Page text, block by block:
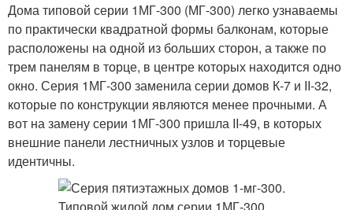
Дома типовой серии 1МГ-300 (МГ-300) легко узнаваемы
по практически квадратной формы балконам, которые
расположены на одной из больших сторон, а также по
трем панелям в торце, в центре которых находится одно
окно. Серия 1МГ-300 заменила серии домов К-7 и II-32,
которые по конструкции являются менее прочными. А
вот на замену серии 1МГ-300 пришла II-49, в которых
внешние панели лестничных узлов и торцевые
идентичны.